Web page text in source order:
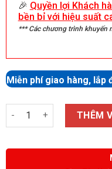
🎉 Quyền lợi Khách
bền bỉ với hiệu suất
*** Các chương trình khuyến
Miễn phí giao hàng, lắp
Số lượng THÊM